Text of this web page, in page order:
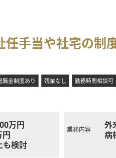
任手当や社宅の制
職金制度あり 残業なし 勤務時間相談可
万円
円
も検討
業務内容
外
病